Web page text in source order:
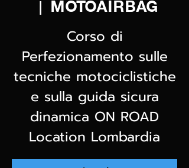
MOTOAIRBAG
Corso di
Perfezionamento sulle
tecniche motociclistiche
e sulla guida sicura
dinamica ON ROAD
Location Lombardia